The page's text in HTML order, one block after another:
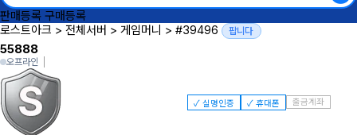
판매등록 구매등록
로스트아크 > 전체서버 > 게임머니 > #39496 팝니다
55888
오프라인
✓ 실명인증 ✓ 휴대폰 출금계좌